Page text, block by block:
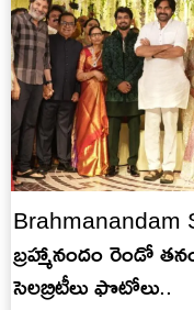
Brahmanandam
బ్రహ్మానందం రెండో
సెలబ్రిటీలు ఫొటోలు..